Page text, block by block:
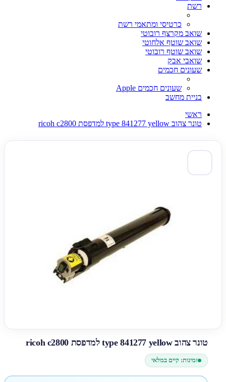
רשת
כרטיסי ומתאמי רשת
שואב מקרצף רובוטי
שואב שוטף אלחוטי
שואב שוטף רובוטי
שואבי אבק
שעונים חכמים
שעונים חכמים Apple
בניית מחשב
ראשי
טונר צהוב type 841277 yellow למדפסת ricoh c2800
טונר צהוב type 841277 yellow למדפסת ricoh c2800
זמינות: קיים במלאי